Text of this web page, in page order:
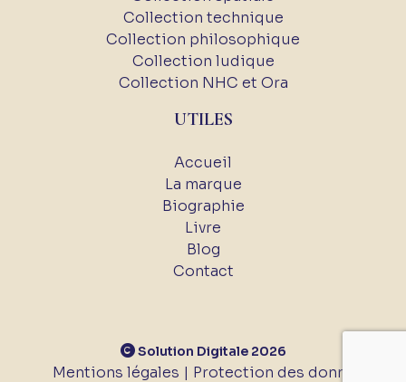
Collection technique
Collection philosophique
Collection ludique
Collection NHC et Ora
UTILES
Accueil
La marque
Biographie
Livre
Blog
Contact
Solution Digitale 2026
Mentions légales | Protection des données